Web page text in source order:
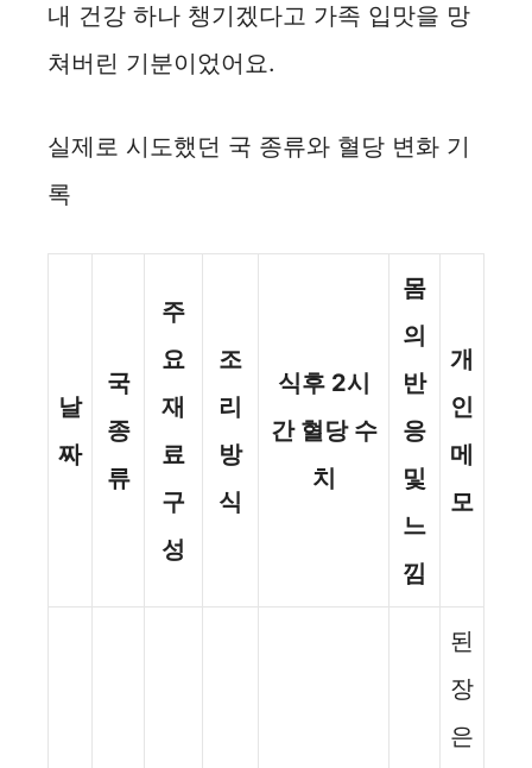
내 건강 하나 챙기겠다고 가족 입맛을 망
쳐버린 기분이었어요.
실제로 시도했던 국 종류와 혈당 변화 기
록
날
짜
국
종
류
주
요
재
료
구
성
조
리
방
식
식후 2시
간 혈당 수
치
몸
의
반
응
및
느
낌
개
인
메
모
된
장
은